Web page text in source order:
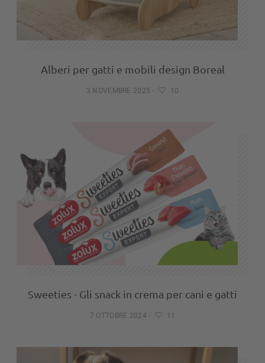
Alberi per gatti e mobili design Boreal
3 NOVEMBRE 2025 - 10
Sweeties - Gli snack in crema per cani e gatti
7 OTTOBRE 2024 - 11